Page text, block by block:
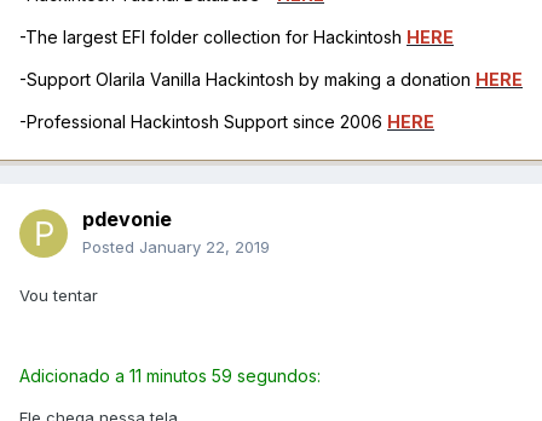
-The largest EFI folder collection for Hackintosh HERE
-Support Olarila Vanilla Hackintosh by making a donation HERE
-Professional Hackintosh Support since 2006 HERE
pdevonie
Posted January 22, 2019
Vou tentar
Adicionado a 11 minutos 59 segundos:
Ele chega nessa tela